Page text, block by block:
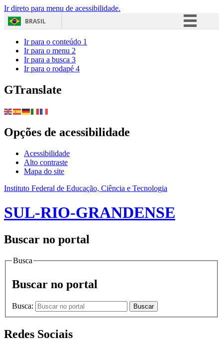
Ir direto para menu de acessibilidade.
BRASIL
Ir para o conteúdo 1
Ir para o menu 2
Ir para a busca 3
Ir para o rodapé 4
GTranslate
Opções de acessibilidade
Acessibilidade
Alto contraste
Mapa do site
Instituto Federal de Educação, Ciência e Tecnologia
SUL-RIO-GRANDENSE
Buscar no portal
Busca
Buscar no portal
Busca: Buscar
Redes Sociais